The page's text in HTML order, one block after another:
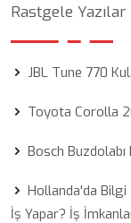
Rastgele Yazılar
JBL Tune 770
Toyota Corolla
Bosch
Hollanda'da
İş Yapar? İş